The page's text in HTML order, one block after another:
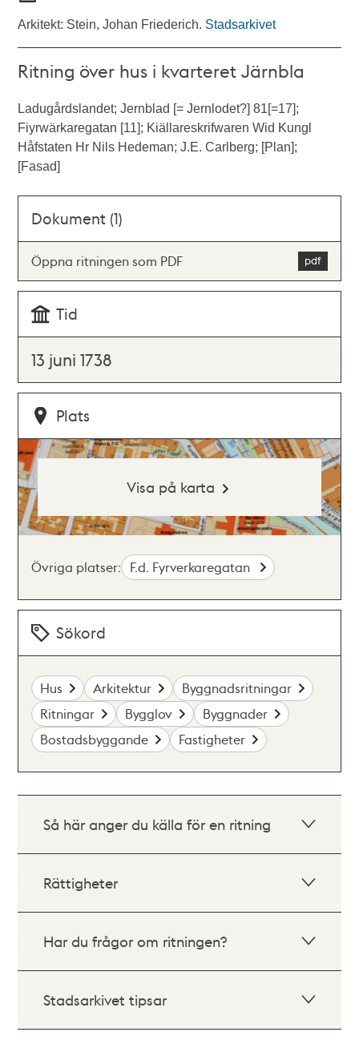
Arkitekt: Stein, Johan Friederich. Stadsarkivet
Ritning över hus i kvarteret Järnbla
Ladugårdslandet; Jernblad [= Jernlodet?] 81[=17];
Fiyrwärkaregatan [11]; Kiällareskrifwaren Wid Kungl
Håfstaten Hr Nils Hedeman; J.E. Carlberg; [Plan];
[Fasad]
Dokument (1)
Öppna ritningen som PDF
Tid
13 juni 1738
Plats
Visa på karta
Övriga platser: F.d. Fyrverkaregatan
Sökord
Hus Arkitektur
Byggnadsritningar
Ritningar
Bygglov
Byggnader
Bostadsbyggande
Fastigheter
Så här anger du källa för en ritning
Rättigheter
Har du frågor om ritningen?
Stadsarkivet tipsar